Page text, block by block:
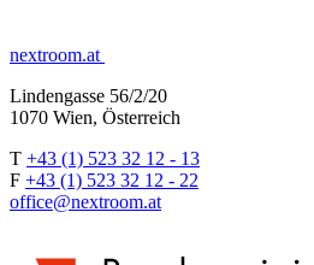
nextroom.at
Lindengasse 56/2/20
1070 Wien, Österreich
T +43 (1) 523 32 12 - 13
F +43 (1) 523 32 12 - 22
office@nextroom.at